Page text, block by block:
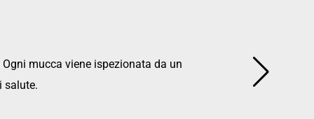
liste di produzione latte della madre